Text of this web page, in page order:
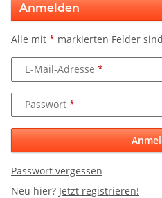
Anmelden
Alle mit * markierten Felder
E-Mail-Adresse
Passwort
Passwort vergessen
Neu hier? Jetzt registrieren!